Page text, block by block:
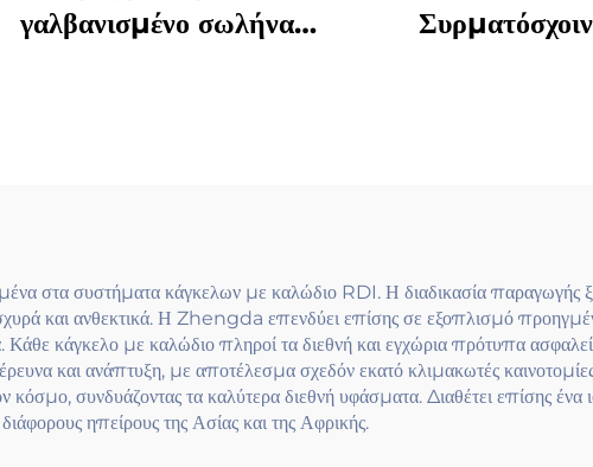
γαλβανισμένο σωλήνα
κτιρίων
στα συστήματα κάγκελων με καλώδιο RDI. Η διαδικασία παραγωγής
και ανθεκτικά. Η Zhengda επενδύει επίσης σε εξοπλισμό
κάγκελο με καλώδιο πληροί τα διεθνή και εγχώρια πρότυπα
και ανάπτυξη, με αποτέλεσμα σχεδόν εκατό κλιμακωτές
κόσμο, συνδυάζοντας τα καλύτερα διεθνή υφάσματα. Διαθέτει επίσης
ηπείρους της Ασίας και της Αφρικής.